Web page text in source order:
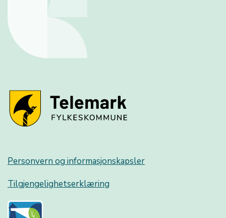
Personvern og informasjonskapsler
Tilgjengelighetserklæring